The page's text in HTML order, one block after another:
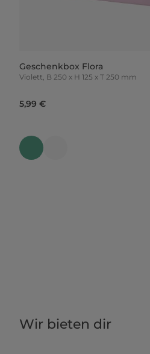
Geschenkbox Flora
Violett, B 250 x H 125 x T 250 mm
5,99 €
Wir bieten dir